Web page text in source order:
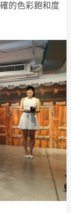
的色彩飽和度